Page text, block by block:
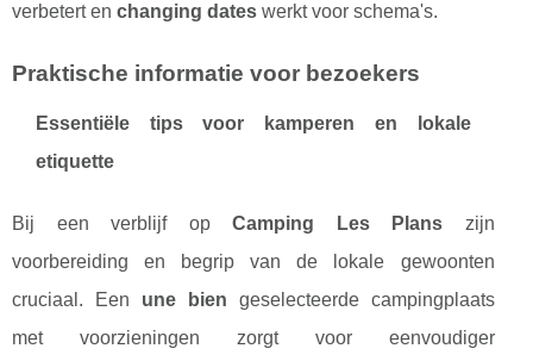
verbetert en changing dates werkt voor schema's.
Praktische informatie voor bezoekers
Essentiële tips voor kamperen en lokale
etiquette
Bij een verblijf opCamping Les Plans zijn
voorbereiding en begrip van de lokale gewoonten
cruciaal. Een une bien geselecteerde campingplaats
met voorzieningen zorgt voor eenvoudiger